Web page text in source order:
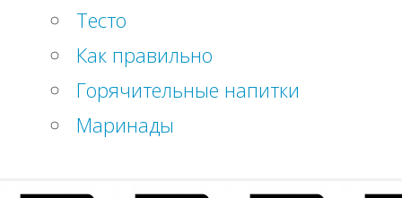
Тесто
Как правильно
Горячительные напитки
Маринады